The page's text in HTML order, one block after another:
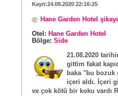
Kayıt:24.08.2020 22:16:25
Hane Garden Hotel
Otel: Hane Garden Hotel
Bölge: Side
21.08.2020
gittim fakat
baka "bu bozuk
içeri aldı. İçeri
ve çok kötü bir koku vardı